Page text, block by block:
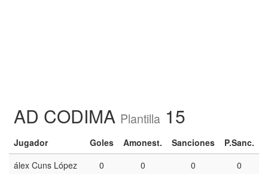
AD CODIMA Plantilla 15
Jugador Goles Amonest. Sanciones
P.Sanc.
álex Cuns López
0 0 0
0